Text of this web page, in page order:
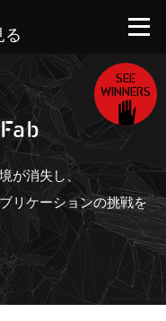
る
SEE
WINNERS
Fab
が消失し、
リケーションの挑戦を